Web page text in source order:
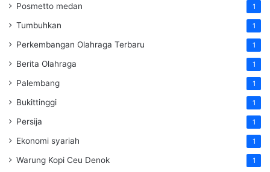
Posmetto medan 1
Tumbuhkan 1
Perkembangan Olahraga Terbaru 1
Berita Olahraga 1
Palembang 1
Bukittinggi 1
Persija 1
Ekonomi syariah 1
Warung Kopi Ceu Denok 1